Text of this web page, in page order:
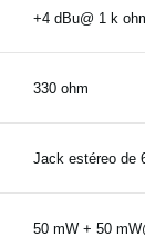
+4 dBu@ 1 k
330 ohm
Jack estéreo de
50 mW + 50